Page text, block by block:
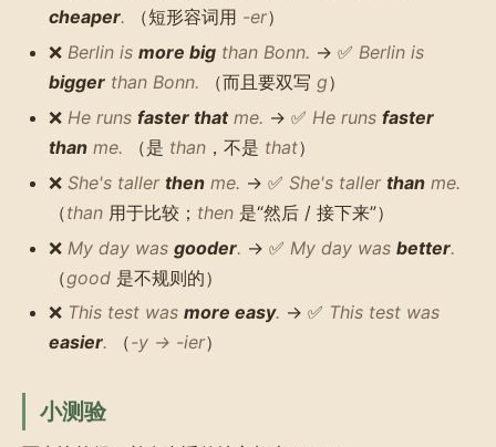
cheaper. （短形容词用 -er）
❌ Berlin is more big than Bonn. → ✅ Berlin is
bigger than Bonn. （而且要双写 g）
❌ He runs faster thatme. → ✅ He runs faster
than me. （是 than ，不是 that）
❌ She's taller then me. → ✅ She's taller than me.
（than 用于比较； then 是“然后 / 接下来”）
❌ My day was gooder. → ✅ My day was better.
（good 是不规则的）
❌ This test was more easy. → ✅ This test was
easier. （-y → -ier）
小测验